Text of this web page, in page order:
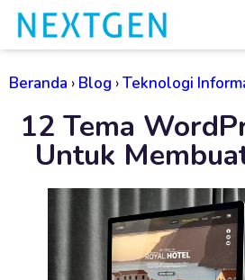
Beranda › Blog ›Teknologi
12 Tema
Untuk